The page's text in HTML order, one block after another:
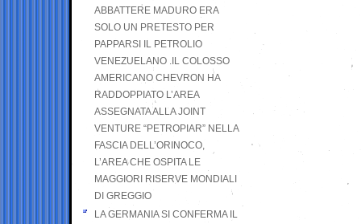
ABBATTERE MADURO ERA
SOLO UN PRETESTO PER
PAPPARSI IL PETROLIO
VENEZUELANO .IL COLOSSO
AMERICANO CHEVRON HA
RADDOPPIATO L’AREA
ASSEGNATA ALLA JOINT
VENTURE “PETROPIAR” NELLA
FASCIA DELL’ORINOCO,
L’AREA CHE OSPITA LE
MAGGIORI RISERVE MONDIALI
DI GREGGIO
LA GERMANIA SI CONFERMA IL